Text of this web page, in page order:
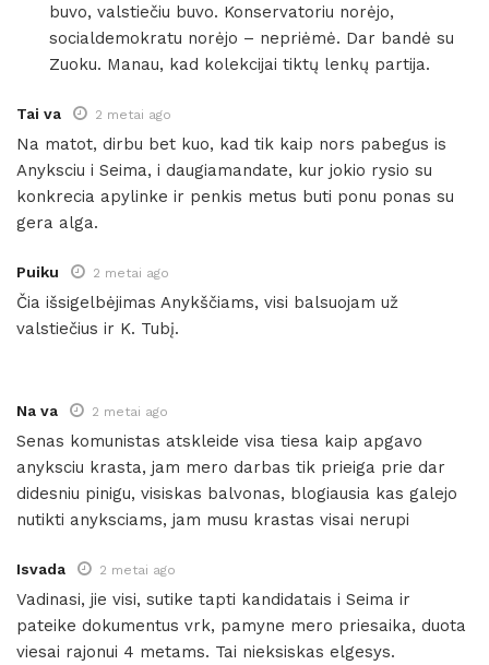
buvo, valstiečiu buvo. Konservatoriu norėjo,
socialdemokratu norėjo – nepriėmė. Dar bandė su
Zuoku. Manau, kad kolekcijai tiktų lenkų partija.
Tai va 2 metai ago
Na matot, dirbu bet kuo, kad tik kaip nors pabegus is
Anyksciu i Seima, i daugiamandate, kur jokio rysio su
konkrecia apylinke ir penkis metus buti ponu ponas su
gera alga.
Puiku 2 metai ago
Čia išsigelbėjimas Anykščiams, visi balsuojam už
valstiečius ir K. Tubį.
Na va 2 metai ago
Senas komunistas atskleide visa tiesa kaip apgavo
anyksciu krasta, jam mero darbas tik prieiga prie dar
didesniu pinigu, visiskas balvonas, blogiausia kas galejo
nutikti anyksciams, jam musu krastas visai nerupi
Isvada 2 metai ago
Vadinasi, jie visi, sutike tapti kandidatais i Seima ir
pateike dokumentus vrk, pamyne mero priesaika, duota
viesai rajonui 4 metams. Tai nieksiskas elgesys.